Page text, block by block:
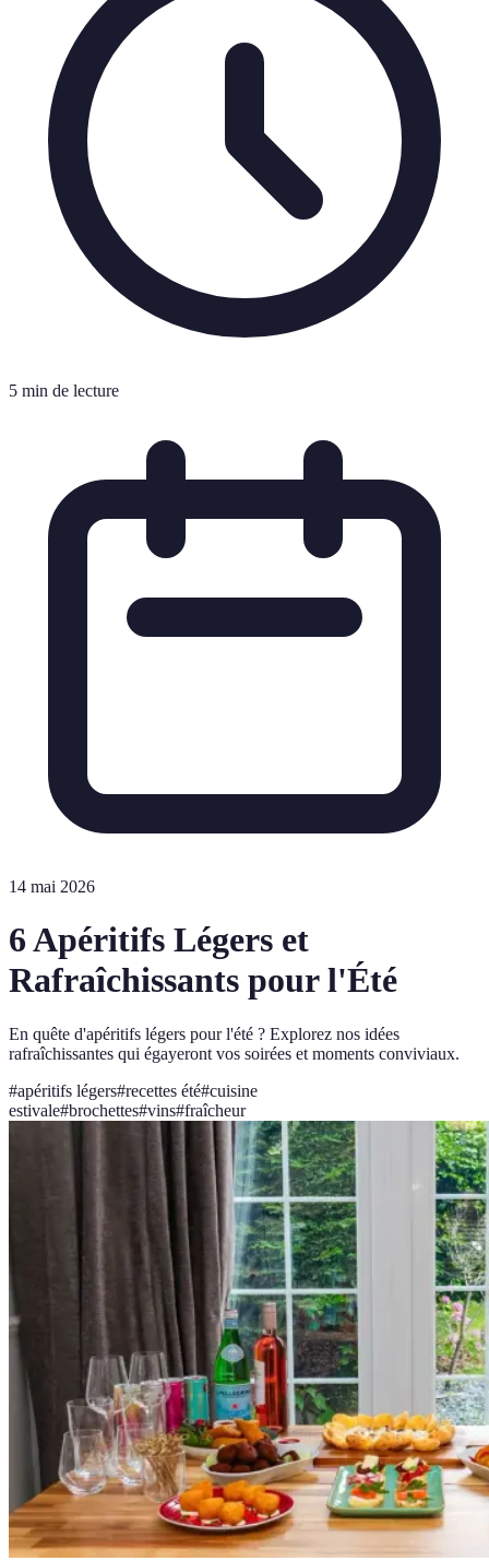
5 min de lecture
14 mai 2026
6 Apéritifs Légers et
Rafraîchissants pour l'Été
En quête d'apéritifs légers pour l'été ? Explorez nos idées
rafraîchissantes qui égayeront vos soirées et moments conviviaux.
#apéritifs légers#recettes été#cuisine
estivale#brochettes#vins#fraîcheur